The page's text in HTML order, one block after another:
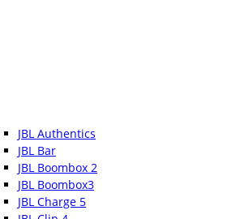
JBL Authentics
JBL Bar
JBL Boombox 2
JBL Boombox3
JBL Charge 5